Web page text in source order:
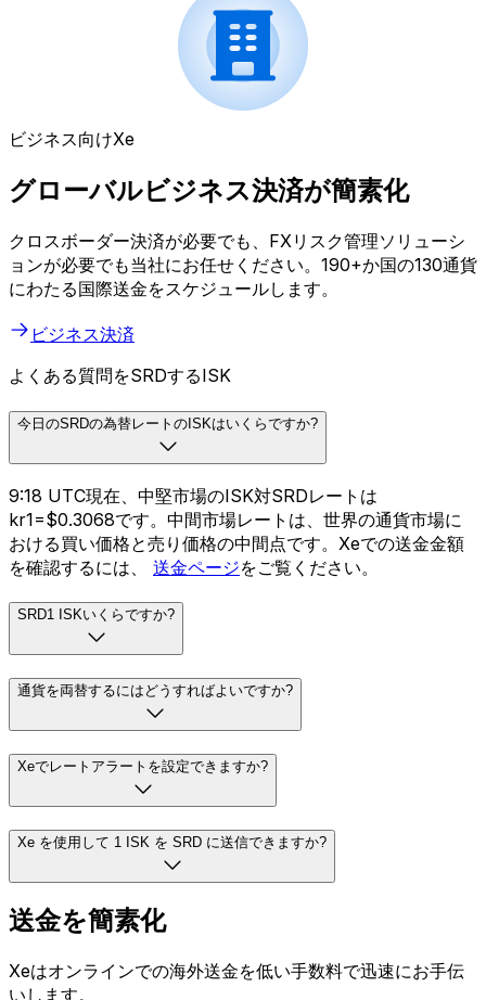
ビジネス向けXe
グローバルビジネス決済が簡素化
クロスボーダー決済が必要でも、FXリスク管理ソリューシ
ョンが必要でも当社にお任せください。190+か国の130通貨
にわたる国際送金をスケジュールします。
ビジネス決済
よくある質問をSRDするISK
今日のSRDの為替レートのISKはいくらですか?
9:18 UTC現在、中堅市場のISK対SRDレートは
kr1=$0.3068です。中間市場レートは、世界の通貨市場に
おける買い価格と売り価格の中間点です。Xeでの送金金額
を確認するには、 送金ページをご覧ください。
SRD1 ISKいくらですか?
通貨を両替するにはどうすればよいですか?
Xeでレートアラートを設定できますか?
Xe を使用して 1 ISK を SRD に送信できますか?
送金を簡素化
Xeはオンラインでの海外送金を低い手数料で迅速にお手伝
いします。